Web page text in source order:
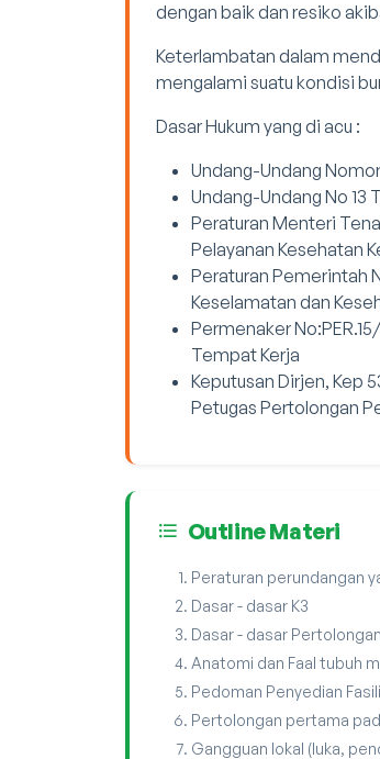
dengan baik dan resiko
Keterlambatan dalam
mengalami suatu kondisi
Dasar Hukum yang di acu :
Undang-Undang
Undang-Undang No 13
Peraturan Menteri
Pelayanan Kesehatan
Peraturan Pemerintah
Keselamatan dan
Permenaker
Tempat Kerja
Keputusan Dirjen, Kep
Petugas Pertolongan
Outline Materi
Peraturan perundangan
Dasar - dasar K3
Dasar - dasar
Anatomi dan Faal tubuh
Pedoman Penyedian
Pertolongan pertama
Gangguan lokal (luka,